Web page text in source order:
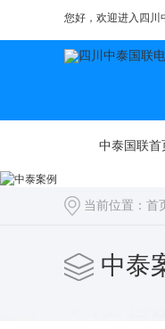
您好，欢迎进入四川
中泰国联首
当前位置： 首
中泰